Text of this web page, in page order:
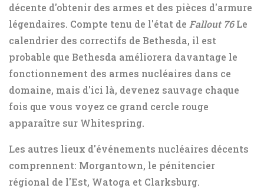
décente d'obtenir des armes et des pièces d'armure
légendaires. Compte tenu de l'état de Fallout 76Le
calendrier des correctifs de Bethesda, il est
probable que Bethesda améliorera davantage le
fonctionnement des armes nucléaires dans ce
domaine, mais d'ici là, devenez sauvage chaque
fois que vous voyez ce grand cercle rouge
apparaître sur Whitespring.
Les autres lieux d'événements nucléaires décents
comprennent: Morgantown, le pénitencier
régional de l'Est, Watoga et Clarksburg.